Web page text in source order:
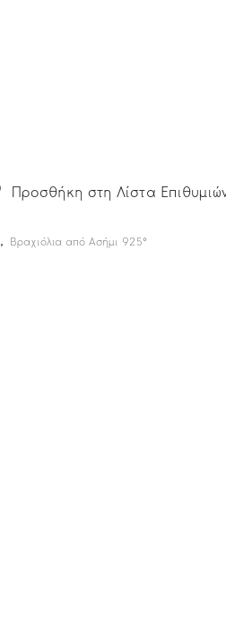
Προσθήκη στη Λίστα
, Βραχιόλια από Ασήμι 925°